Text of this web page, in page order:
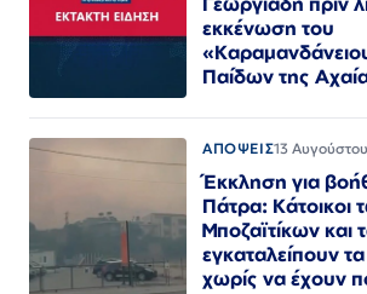
εκκένωση του
Παίδων της
ΑΠΟΨΕΙΣ13
Έκκληση για
Πάτρα: Κάτοικοι
Μποζαϊτίκων και
εγκαταλείπουν
χωρίς να έχουν